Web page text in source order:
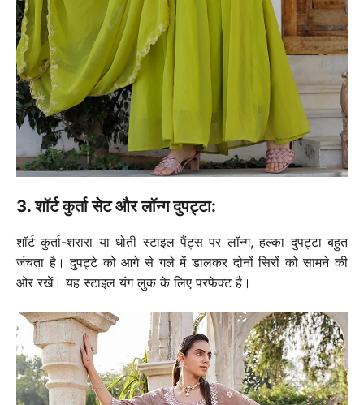
3. शॉर्ट कुर्ता सेट और लॉन्ग दुपट्टा:
शॉर्ट कुर्ता-शरारा या धोती स्टाइल पैंट्स पर लॉन्ग, हल्का दुपट्टा बहुत
जंचता है। दुपट्टे को आगे से गले में डालकर दोनों सिरों को सामने की
ओर रखें। यह स्टाइल यंग लुक के लिए परफेक्ट है।